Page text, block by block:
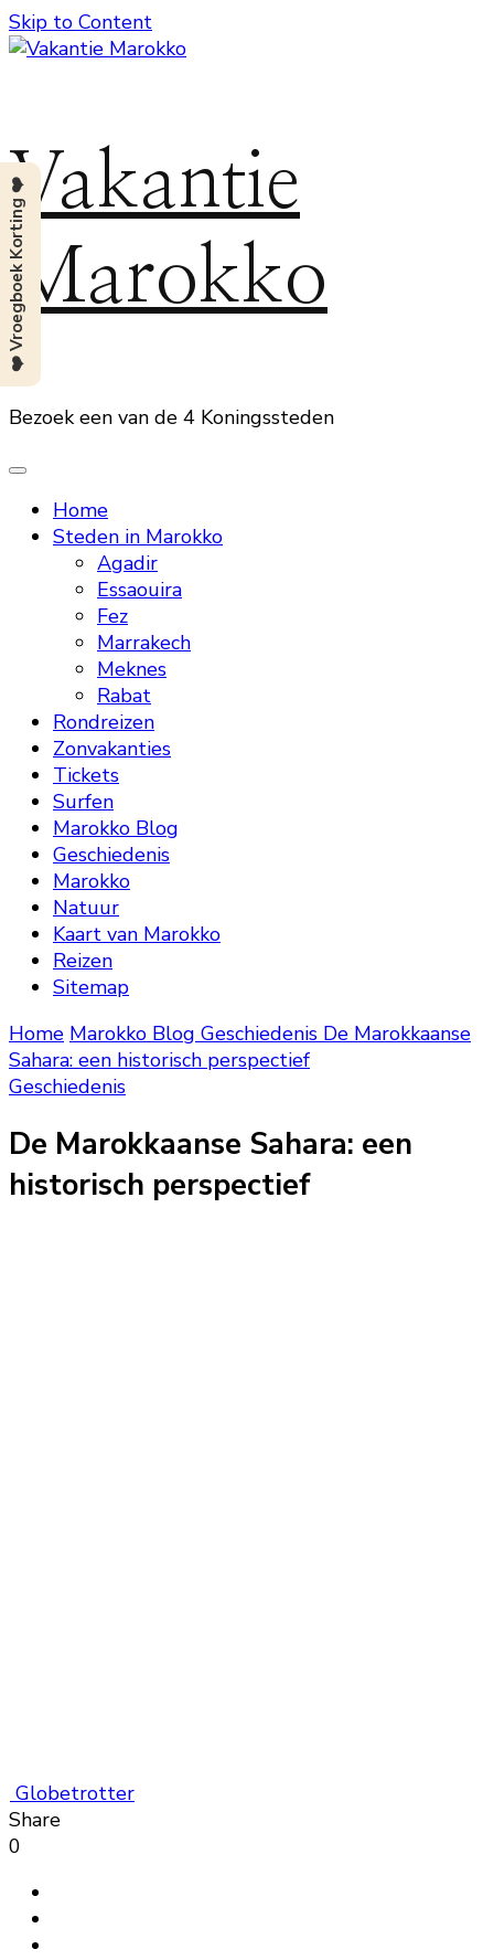
Skip to Content
Vakantie
Marokko
Bezoek een van de 4 Koningssteden
Home
Steden in Marokko
Agadir
Essaouira
Fez
Marrakech
Meknes
Rabat
Rondreizen
Zonvakanties
Tickets
Surfen
Marokko Blog
Geschiedenis
Marokko
Natuur
Kaart van Marokko
Reizen
Sitemap
Home Marokko Blog Geschiedenis De Marokkaanse
Sahara: een historisch perspectief
Geschiedenis
De Marokkaanse Sahara: een
historisch perspectief
Globetrotter
Share
0
❤️ Vroegboek Korting ❤️